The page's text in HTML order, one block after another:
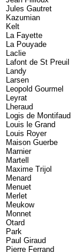
Jules Gautret
Kazumian
Kelt
La Fayette
La Pouyade
Laclie
Lafont de St Preuil
Landy
Larsen
Leopold Gourmel
Leyrat
Lheraud
Logis de Montifaud
Louis le Grand
Louis Royer
Maison Guerbe
Marnier
Martell
Maxime Trijol
Menard
Menuet
Merlet
Meukow
Monnet
Otard
Park
Paul Giraud
Pierre Ferrand